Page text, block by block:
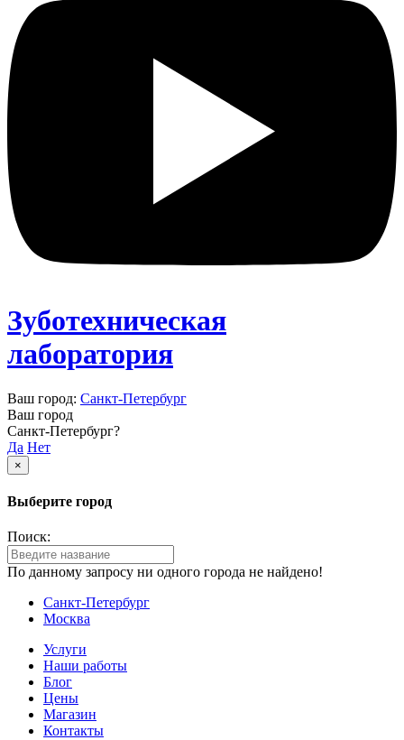
Зуботехническая
лаборатория
Ваш город: Санкт-Петербург
Ваш город
Санкт-Петербург?
Да Нет
×
Выберите город
Поиск:
По данному запросу ни одного города не найдено!
Санкт-Петербург
Москва
Услуги
Наши работы
Блог
Цены
Магазин
Контакты